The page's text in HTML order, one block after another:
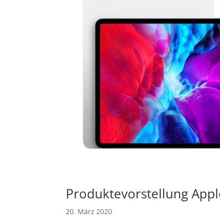
Produktevorstellung
20. März 2020